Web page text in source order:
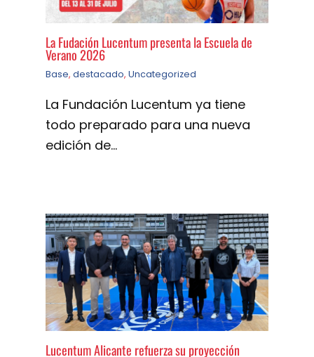
La Fudación Lucentum presenta la Escuela de
Verano 2026
Base, destacado, Uncategorized
La Fundación Lucentum ya tiene
todo preparado para una nueva
edición de…
Lucentum Alicante refuerza su proyección